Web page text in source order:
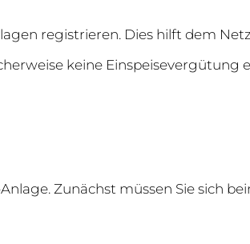
registrieren. Dies hilft dem
keine Einspeisevergütung
Zunächst müssen Sie sich